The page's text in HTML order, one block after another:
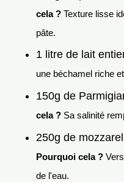
cela ? Texture lisse
pâte.
1 litre de lait
une béchamel riche
150g de
cela ? Sa salinité
250g de
Pourquoi cela ?
de l'eau.